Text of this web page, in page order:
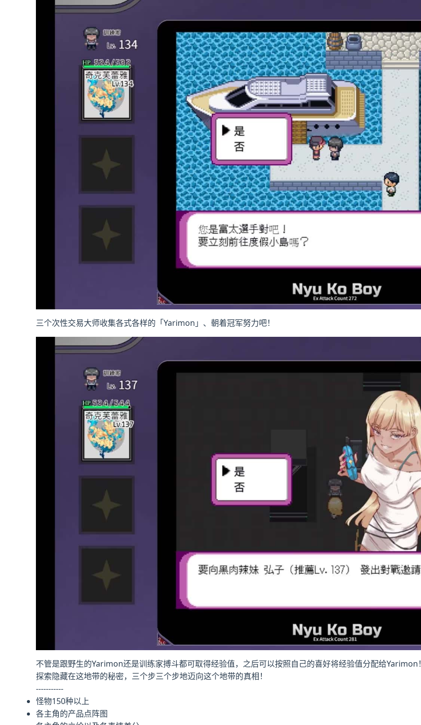
三个次性交易大师收集各式各样的「Yarimon」、朝着冠军努力吧！
不管是跟野生的Yarimon还是训练家搏斗都可取得经验值，之后可以按照自己的喜好将经验值分配给Yarimon！
探索隐藏在这地带的秘密，三个步三个步地迈向这个地带的真相！
-----------
怪物150种以上
各主角的产品点阵图